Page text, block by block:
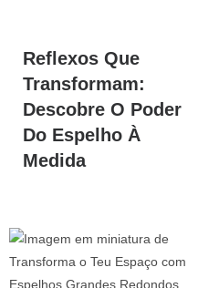
Reflexos Que
Transformam:
Descobre O Poder
Do Espelho À
Medida